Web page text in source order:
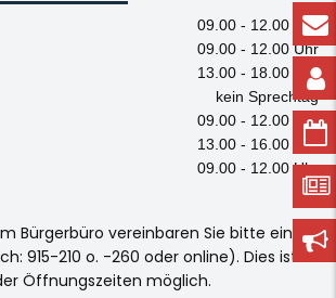
09.00 - 12.00 Uhr
09.00 - 12.00 Uhr
13.00 - 18.00 Uhr
kein Sprechtag
09.00 - 12.00 Uhr
13.00 - 16.00 Uhr
09.00 - 12.00 Uhr
Bürgerbüro vereinbaren Sie bitte einen
915-210 o. -260 oder online). Dies ist
Öffnungszeiten möglich.